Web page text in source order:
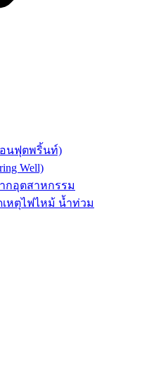
อนฟุตพริ้นท์)
Well)
กอุตสาหกรรม
หตุไฟไหม้ น้ำท่วม